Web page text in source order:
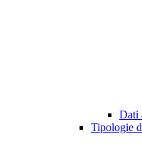
Dati
Tipologie